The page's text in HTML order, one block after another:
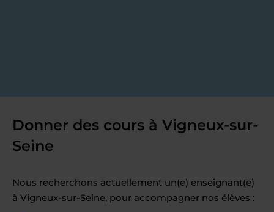
Donner des cours à Vigneux-sur-
Seine
Nous recherchons actuellement un(e) enseignant(e)
à Vigneux-sur-Seine, pour accompagner nos élèves :